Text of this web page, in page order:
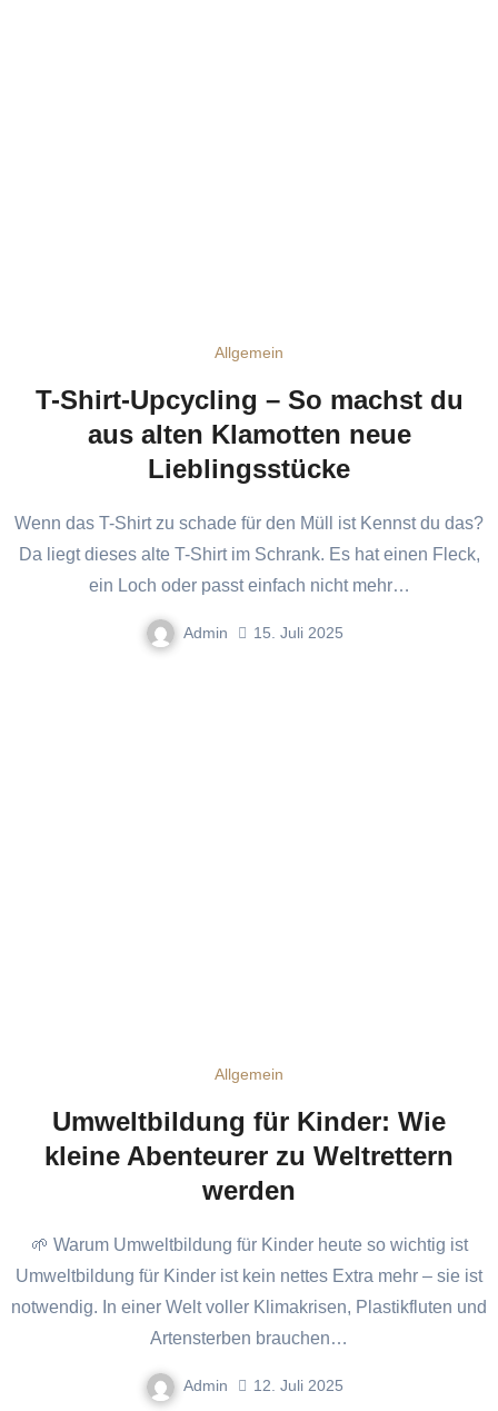
Allgemein
T-Shirt-Upcycling – So machst du
aus alten Klamotten neue
Lieblingsstücke
Wenn das T-Shirt zu schade für den Müll ist Kennst du das?
Da liegt dieses alte T-Shirt im Schrank. Es hat einen Fleck,
ein Loch oder passt einfach nicht mehr…
Admin 15. Juli 2025
Allgemein
Umweltbildung für Kinder: Wie
kleine Abenteurer zu Weltrettern
werden
🌱 Warum Umweltbildung für Kinder heute so wichtig ist
Umweltbildung für Kinder ist kein nettes Extra mehr – sie ist
notwendig. In einer Welt voller Klimakrisen, Plastikfluten und
Artensterben brauchen…
Admin 12. Juli 2025